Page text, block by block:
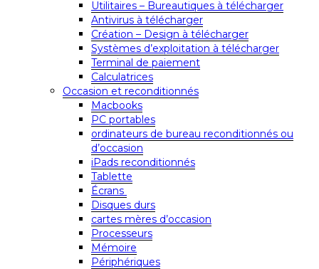
Utilitaires – Bureautiques à télécharger
Antivirus à télécharger
Création – Design à télécharger
Systèmes d’exploitation à télécharger
Terminal de paiement
Calculatrices
Occasion et reconditionnés
Macbooks
PC portables
ordinateurs de bureau reconditionnés ou
d’occasion
iPads reconditionnés
Tablette
Écrans
Disques durs
cartes mères d’occasion
Processeurs
Mémoire
Périphériques